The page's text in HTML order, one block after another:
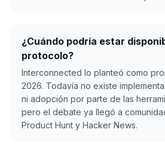
¿Cuándo podría estar
protocolo?
Interconnected lo planteó como
2026. Todavía no existe
ni adopción por parte de las
pero el debate ya llegó a
Product Hunt y Hacker News.